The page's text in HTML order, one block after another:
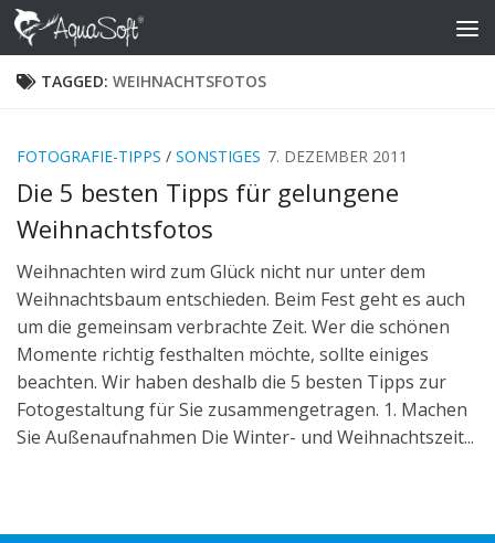
Skip to content
TAGGED: WEIHNACHTSFOTOS
FOTOGRAFIE-TIPPS / SONSTIGES 7. DEZEMBER 2011
Die 5 besten Tipps für gelungene
Weihnachtsfotos
Weihnachten wird zum Glück nicht nur unter dem
Weihnachtsbaum entschieden. Beim Fest geht es auch
um die gemeinsam verbrachte Zeit. Wer die schönen
Momente richtig festhalten möchte, sollte einiges
beachten. Wir haben deshalb die 5 besten Tipps zur
Fotogestaltung für Sie zusammengetragen. 1. Machen
Sie Außenaufnahmen Die Winter- und Weihnachtszeit...